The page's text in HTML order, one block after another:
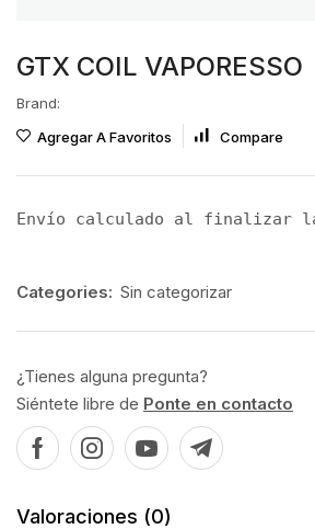
GTX COIL VAPORESSO
Brand:
Agregar A Favoritos
Compare
Envío calculado al finalizar la
Categories: Sin categorizar
¿Tienes alguna pregunta?
Siéntete libre de Ponte en contacto
Valoraciones (0)